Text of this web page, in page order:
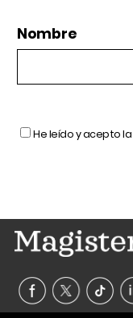
Nombre
He leído y acepto la